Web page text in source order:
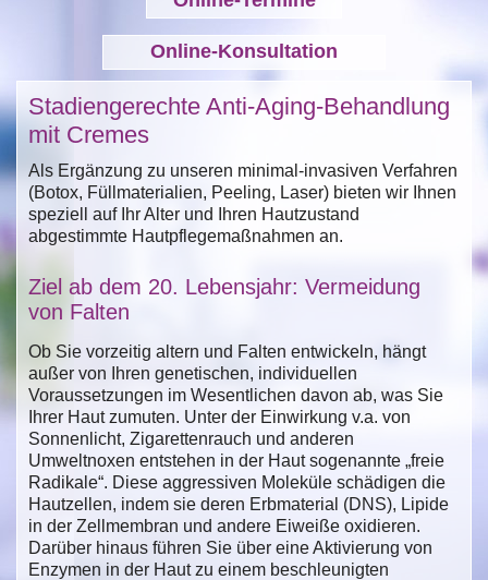
Online-Konsultation
Stadiengerechte Anti-Aging-Behandlung
mit Cremes
Als Ergänzung zu unseren minimal-invasiven Verfahren
(Botox, Füllmaterialien, Peeling, Laser) bieten wir Ihnen
speziell auf Ihr Alter und Ihren Hautzustand
abgestimmte Hautpflegemaßnahmen an.
Ziel ab dem 20. Lebensjahr: Vermeidung
von Falten
Ob Sie vorzeitig altern und Falten entwickeln, hängt
außer von Ihren genetischen, individuellen
Voraussetzungen im Wesentlichen davon ab, was Sie
Ihrer Haut zumuten. Unter der Einwirkung v.a. von
Sonnenlicht, Zigarettenrauch und anderen
Umweltnoxen entstehen in der Haut sogenannte „freie
Radikale“. Diese aggressiven Moleküle schädigen die
Hautzellen, indem sie deren Erbmaterial (DNS), Lipide
in der Zellmembran und andere Eiweiße oxidieren.
Darüber hinaus führen Sie über eine Aktivierung von
Enzymen in der Haut zu einem beschleunigten